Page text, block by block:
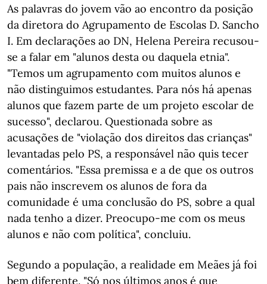
As palavras do jovem vão ao encontro da posição
da diretora do Agrupamento de Escolas D. Sancho
I. Em declarações ao DN, Helena Pereira recusou-
se a falar em "alunos desta ou daquela etnia".
"Temos um agrupamento com muitos alunos e
não distinguimos estudantes. Para nós há apenas
alunos que fazem parte de um projeto escolar de
sucesso", declarou. Questionada sobre as
acusações de "violação dos direitos das crianças"
levantadas pelo PS, a responsável não quis tecer
comentários. "Essa premissa e a de que os outros
pais não inscrevem os alunos de fora da
comunidade é uma conclusão do PS, sobre a qual
nada tenho a dizer. Preocupo-me com os meus
alunos e não com política", concluiu.
Segundo a população, a realidade em Meães já foi
bem diferente. "Só nos últimos anos é que